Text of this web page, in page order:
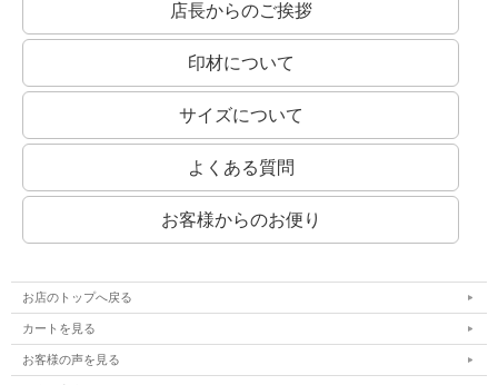
角印にオススメ！
印鑑の文字の読みやすさより、偽造のしにくさや、風格を重視して選ぶとよいでし
ょう。
古印系：
認印に多く使われる書体。
文字の欠けや途切れの風味を加味した書体です。
店長からのご挨拶
印材について
サイズについて
よくある質問
お客様からのお便り
お店のトップへ戻る
カートを見る
お客様の声を見る